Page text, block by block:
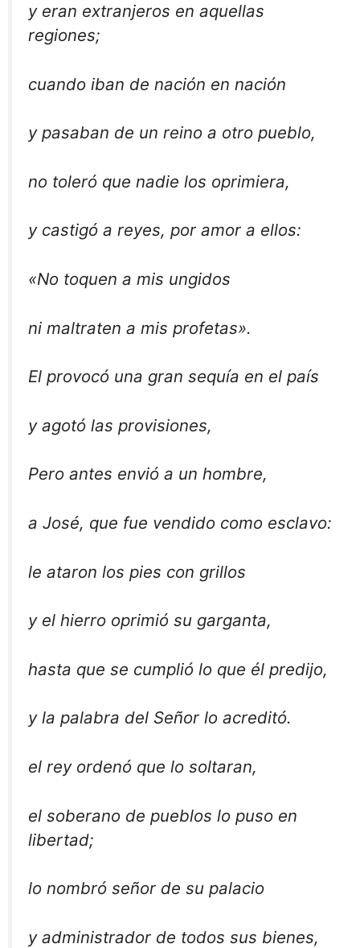
y eran extranjeros en aquellas
regiones;
cuando iban de nación en nación
y pasaban de un reino a otro pueblo,
no toleró que nadie los oprimiera,
y castigó a reyes, por amor a ellos:
«No toquen a mis ungidos
ni maltraten a mis profetas».
El provocó una gran sequía en el país
y agotó las provisiones,
Pero antes envió a un hombre,
a José, que fue vendido como esclavo:
le ataron los pies con grillos
y el hierro oprimió su garganta,
hasta que se cumplió lo que él predijo,
y la palabra del Señor lo acreditó.
el rey ordenó que lo soltaran,
el soberano de pueblos lo puso en
libertad;
lo nombró señor de su palacio
y administrador de todos sus bienes,